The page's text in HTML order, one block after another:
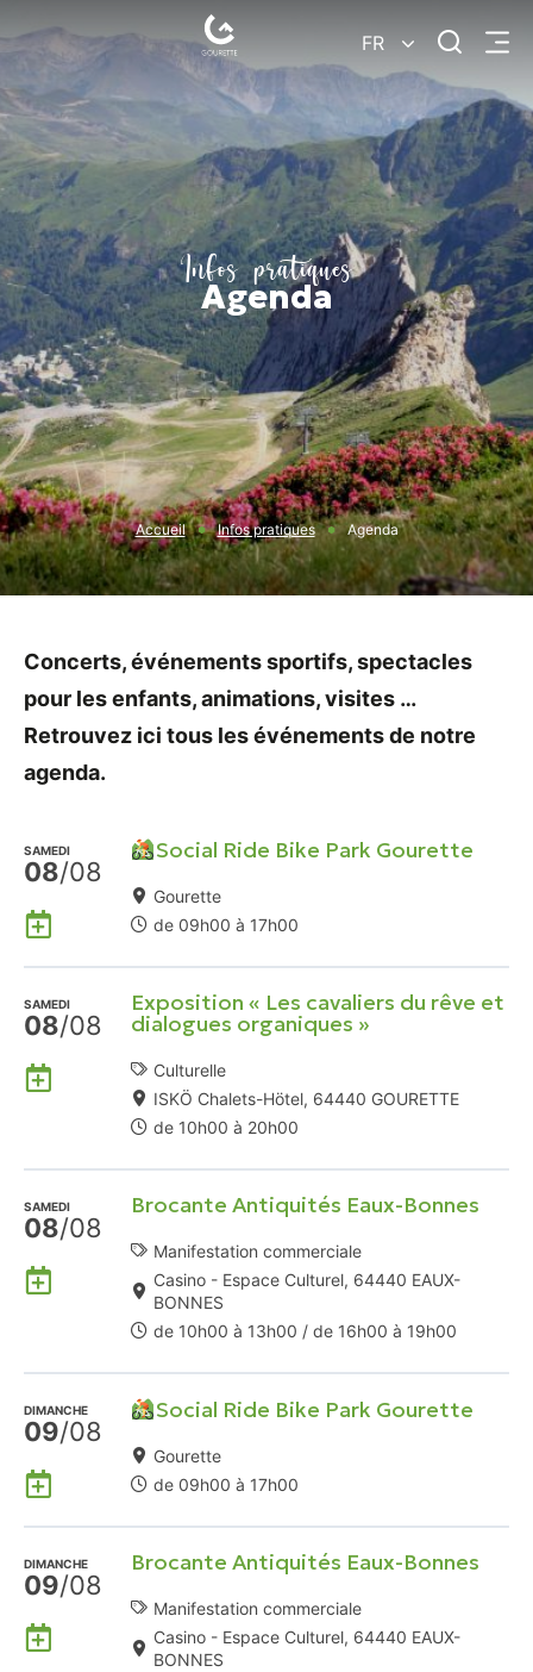
Gourette
Pyrénées-
Atlantiques
FR Menu
Infos pratiques
Agenda
Accueil Infos pratiques Agenda
Concerts, événements sportifs, spectacles
pour les enfants, animations, visites …
Retrouvez ici tous les événements de notre
agenda.
SAMEDI
08/08
Social Ride Bike Park Gourette
Gourette
de 09h00 à 17h00
Ajouter
mon
Agenda
Google
SAMEDI
08/08
Exposition « Les cavaliers du rêve et
dialogues organiques »
Culturelle
ISKÖ Chalets-Hötel, 64440 GOURETTE
de 10h00 à 20h00
Ajouter
Agenda
Google
SAMEDI
08/08
Brocante Antiquités Eaux-Bonnes
Manifestation commerciale
Casino - Espace Culturel, 64440 EAUX-
BONNES
de 10h00 à 13h00 / de 16h00 à 19h00
Ajouter
Agenda
Google
DIMANCHE
09/08
Social Ride Bike Park Gourette
Gourette
de 09h00 à 17h00
Ajouter
mon
Agenda
Google
DIMANCHE
09/08
Brocante Antiquités Eaux-Bonnes
Manifestation commerciale
Casino - Espace Culturel, 64440 EAUX-
BONNES
Ajouter